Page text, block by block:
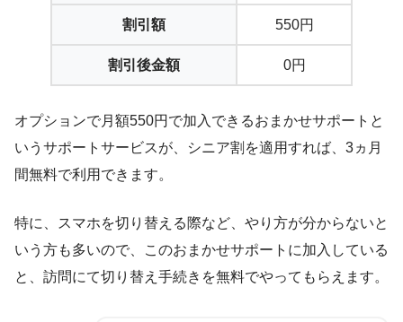
割引額 550円
割引後金額 0円
オプションで月額550円で加入できるおまかせサポートと
いうサポートサービスが、シニア割を適用すれば、 3ヵ月
間無料で利用できます。
特に、スマホを切り替える際など、やり方が分からないと
いう方も多いので、このおまかせサポートに加入している
と、訪問にて切り替え手続きを無料でやってもらえます。